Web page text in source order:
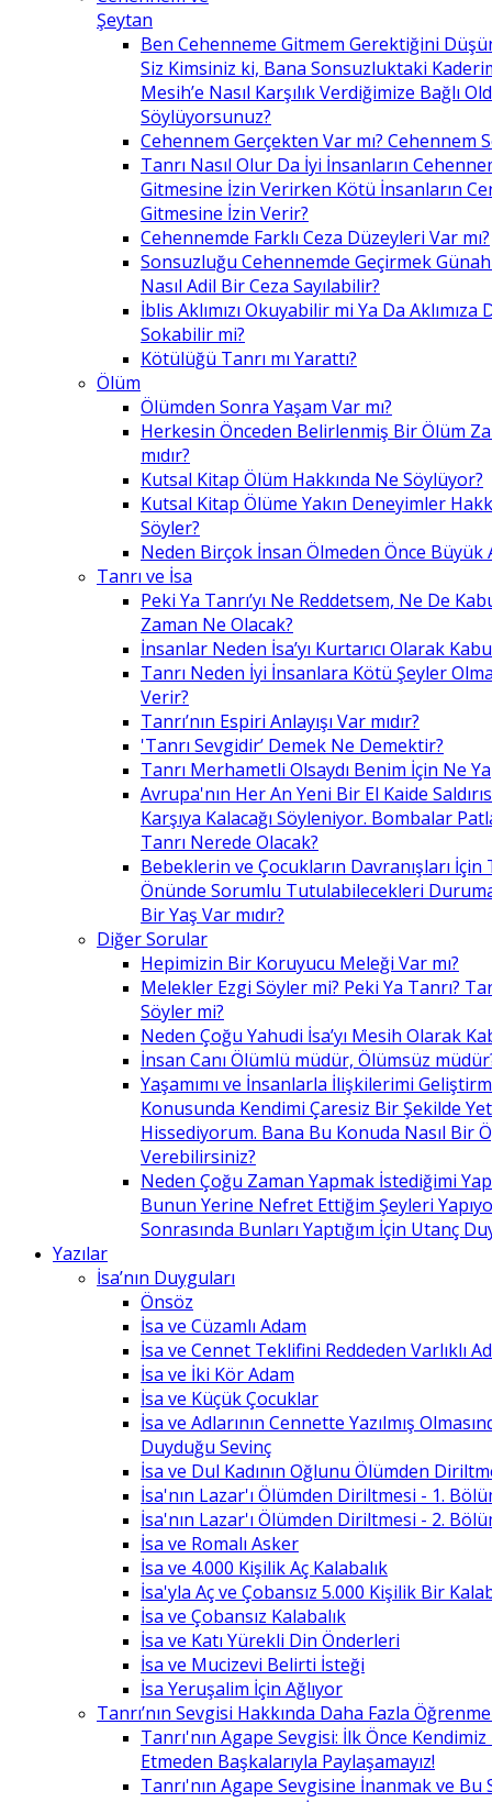
Şeytan
Ben Cehenneme Gitmem Gerektiğini
Siz Kimsiniz ki, Bana Sonsuzluktaki
Mesih’e Nasıl Karşılık Verdiğimize Bağlı
Söylüyorsunuz?
Cehennem Gerçekten Var mı? Cehennem
Tanrı Nasıl Olur Da İyi İnsanların
Gitmesine İzin Verirken Kötü İnsanların
Gitmesine İzin Verir?
Cehennemde Farklı Ceza Düzeyleri Var mı?
Sonsuzluğu Cehennemde Geçirmek
Nasıl Adil Bir Ceza Sayılabilir?
İblis Aklımızı Okuyabilir mi Ya Da Aklımıza
Sokabilir mi?
Kötülüğü Tanrı mı Yarattı?
Ölüm
Ölümden Sonra Yaşam Var mı?
Herkesin Önceden Belirlenmiş Bir Ölüm
mıdır?
Kutsal Kitap Ölüm Hakkında Ne Söylüyor?
Kutsal Kitap Ölüme Yakın Deneyimler
Söyler?
Neden Birçok İnsan Ölmeden Önce Büyük
Tanrı ve İsa
Peki Ya Tanrı’yı Ne Reddetsem, Ne De
Zaman Ne Olacak?
İnsanlar Neden İsa’yı Kurtarıcı Olarak
Tanrı Neden İyi İnsanlara Kötü Şeyler
Verir?
Tanrı’nın Espiri Anlayışı Var mıdır?
'Tanrı Sevgidir’ Demek Ne Demektir?
Tanrı Merhametli Olsaydı Benim İçin Ne
Avrupa'nın Her An Yeni Bir El Kaide
Karşıya Kalacağı Söyleniyor. Bombalar
Tanrı Nerede Olacak?
Bebeklerin ve Çocukların Davranışları İçin
Önünde Sorumlu Tutulabilecekleri
Bir Yaş Var mıdır?
Diğer Sorular
Hepimizin Bir Koruyucu Meleği Var mı?
Melekler Ezgi Söyler mi? Peki Ya Tanrı?
Söyler mi?
Neden Çoğu Yahudi İsa’yı Mesih Olarak
İnsan Canı Ölümlü müdür, Ölümsüz
Yaşamımı ve İnsanlarla İlişkilerimi
Konusunda Kendimi Çaresiz Bir Şekilde
Hissediyorum. Bana Bu Konuda Nasıl Bir
Verebilirsiniz?
Neden Çoğu Zaman Yapmak İstediğimi
Bunun Yerine Nefret Ettiğim Şeyleri
Sonrasında Bunları Yaptığım İçin Utanç
Yazılar
İsa’nın Duyguları
Önsöz
İsa ve Cüzamlı Adam
İsa ve Cennet Teklifini Reddeden Varlıklı
İsa ve İki Kör Adam
İsa ve Küçük Çocuklar
İsa ve Adlarının Cennette Yazılmış
Duyduğu Sevinç
İsa ve Dul Kadının Oğlunu Ölümden
İsa'nın Lazar'ı Ölümden Diriltmesi - 1.
İsa'nın Lazar'ı Ölümden Diriltmesi - 2.
İsa ve Romalı Asker
İsa ve 4.000 Kişilik Aç Kalabalık
İsa'yla Aç ve Çobansız 5.000 Kişilik Bir
İsa ve Çobansız Kalabalık
İsa ve Katı Yürekli Din Önderleri
İsa ve Mucizevi Belirti İsteği
İsa Yeruşalim İçin Ağlıyor
Tanrı’nın Sevgisi Hakkında Daha Fazla
Tanrı'nın Agape Sevgisi: İlk Önce
Etmeden Başkalarıyla Paylaşamayız!
Tanrı'nın Agape Sevgisine İnanmak ve Bu